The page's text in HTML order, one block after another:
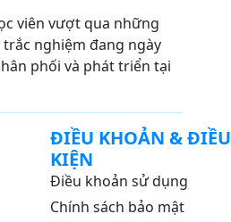
viên vượt qua những
nghiệm đang ngày
phối và phát triển tại
ĐIỀU KHOẢN & ĐIỀU
KIỆN
Điều khoản sử dụng
Chính sách bảo mật